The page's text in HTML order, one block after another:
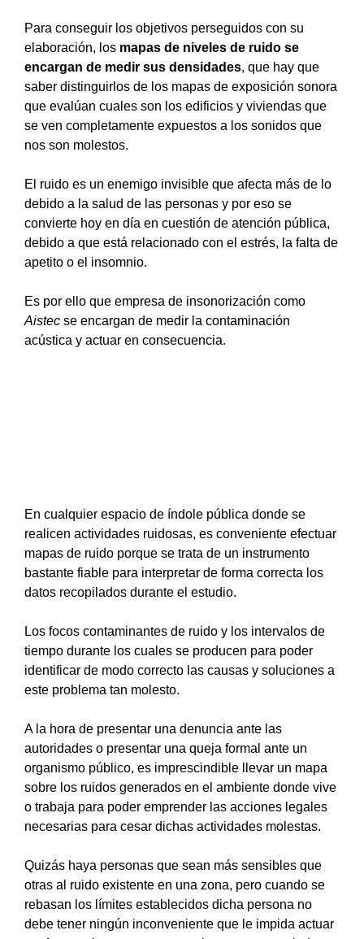
Para conseguir los objetivos perseguidos con su
elaboración, los mapas de niveles de ruido se
encargan de medir sus densidades, que hay que
saber distinguirlos de los mapas de exposición sonora
que evalúan cuales son los edificios y viviendas que
se ven completamente expuestos a los sonidos que
nos son molestos.
El ruido es un enemigo invisible que afecta más de lo
debido a la salud de las personas y por eso se
convierte hoy en día en cuestión de atención pública,
debido a que está relacionado con el estrés, la falta de
apetito o el insomnio.
Es por ello que empresa de insonorización como
Aistec se encargan de medir la contaminación
acústica y actuar en consecuencia.
En cualquier espacio de índole pública donde se
realicen actividades ruidosas, es conveniente efectuar
mapas de ruido porque se trata de un instrumento
bastante fiable para interpretar de forma correcta los
datos recopilados durante el estudio.
Los focos contaminantes de ruido y los intervalos de
tiempo durante los cuales se producen para poder
identificar de modo correcto las causas y soluciones a
este problema tan molesto.
A la hora de presentar una denuncia ante las
autoridades o presentar una queja formal ante un
organismo público, es imprescindible llevar un mapa
sobre los ruidos generados en el ambiente donde vive
o trabaja para poder emprender las acciones legales
necesarias para cesar dichas actividades molestas.
Quizás haya personas que sean más sensibles que
otras al ruido existente en una zona, pero cuando se
rebasan los límites establecidos dicha persona no
debe tener ningún inconveniente que le impida actuar